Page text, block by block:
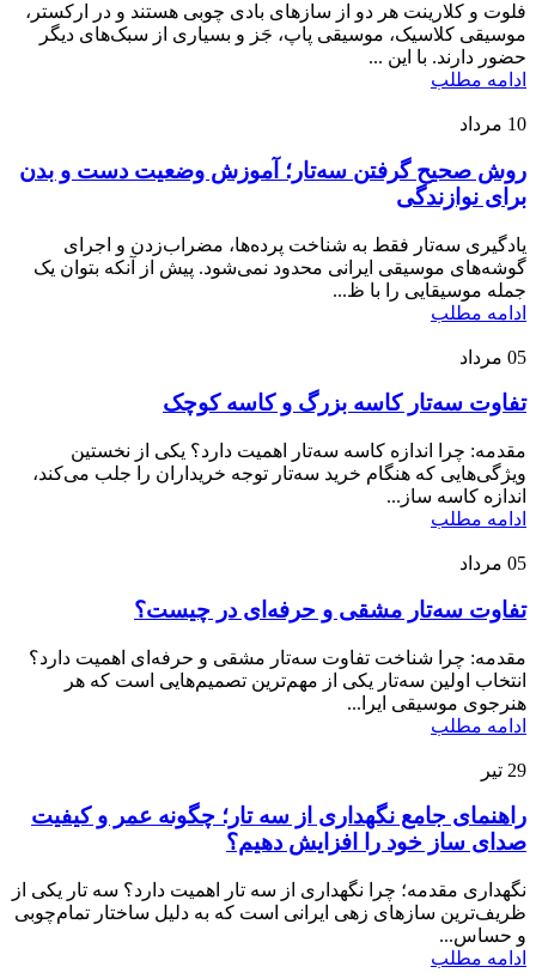
فلوت و کلارینت هر دو از سازهای بادی چوبی هستند و در ارکستر،
موسیقی کلاسیک، موسیقی پاپ، جَز و بسیاری از سبک‌های دیگر
حضور دارند. با این ...
ادامه مطلب
10 مرداد
روش صحیح گرفتن سه‌تار؛ آموزش وضعیت دست و بدن
برای نوازندگی
یادگیری سه‌تار فقط به شناخت پرده‌ها، مضراب‌زدن و اجرای
گوشه‌های موسیقی ایرانی محدود نمی‌شود. پیش از آنکه بتوان یک
جمله موسیقایی را با ظ...
ادامه مطلب
05 مرداد
تفاوت سه‌تار کاسه بزرگ و کاسه کوچک
مقدمه: چرا اندازه کاسه سه‌تار اهمیت دارد؟ یکی از نخستین
ویژگی‌هایی که هنگام خرید سه‌تار توجه خریداران را جلب می‌کند،
اندازه کاسه ساز...
ادامه مطلب
05 مرداد
تفاوت سه‌تار مشقی و حرفه‌ای در چیست؟
مقدمه: چرا شناخت تفاوت سه‌تار مشقی و حرفه‌ای اهمیت دارد؟
انتخاب اولین سه‌تار یکی از مهم‌ترین تصمیم‌هایی است که هر
هنرجوی موسیقی ایرا...
ادامه مطلب
29 تیر
راهنمای جامع نگهداری از سه تار؛ چگونه عمر و کیفیت
صدای ساز خود را افزایش دهیم؟
نگهداری مقدمه؛ چرا نگهداری از سه تار اهمیت دارد؟ سه تار یکی از
ظریف‌ترین سازهای زهی ایرانی است که به دلیل ساختار تمام‌چوبی
و حساس...
ادامه مطلب